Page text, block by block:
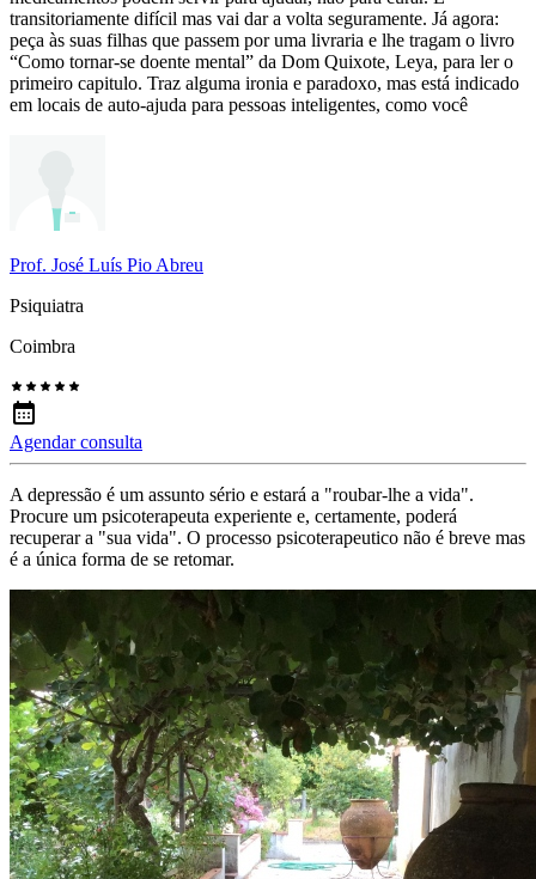
transitoriamente difícil mas vai dar a volta seguramente. Já agora:
peça às suas filhas que passem por uma livraria e lhe tragam o livro
“Como tornar-se doente mental” da Dom Quixote, Leya, para ler o
primeiro capitulo. Traz alguma ironia e paradoxo, mas está indicado
em locais de auto-ajuda para pessoas inteligentes, como você
Prof. José Luís Pio Abreu
Psiquiatra
Coimbra
Agendar consulta
A depressão é um assunto sério e estará a "roubar-lhe a vida".
Procure um psicoterapeuta experiente e, certamente, poderá
recuperar a "sua vida". O processo psicoterapeutico não é breve mas
é a única forma de se retomar.